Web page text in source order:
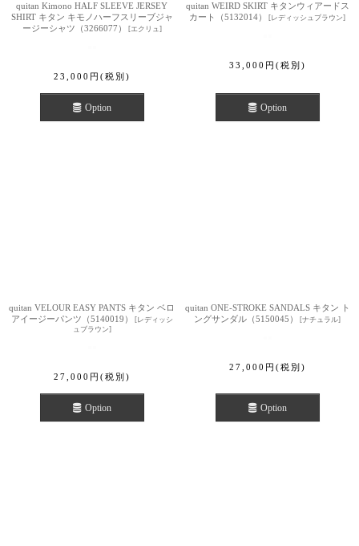
quitan Kimono HALF SLEEVE JERSEY
SHIRT キタン キモノハーフスリーブジャ
ージーシャツ（3266077）
[エクリュ]
23,000 円 (税別)
Option
quitan WEIRD SKIRT キタンウィアードス
カート（5132014）
[レディッシュブラウン]
33,000 円 (税別)
Option
quitan VELOUR EASY PANTS キタン ベロ
アイージーパンツ（5140019）
[レディッシ
ュブラウン]
27,000 円 (税別)
Option
quitan ONE-STROKE SANDALS キタン ト
ングサンダル（5150045）
[ナチュラル]
27,000 円 (税別)
Option